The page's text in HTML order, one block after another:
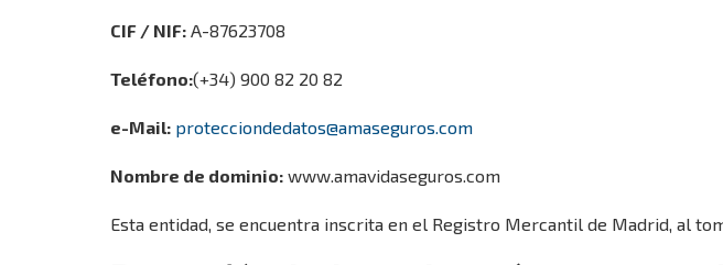
CIF / NIF: A-87623708
Teléfono:(+34) 900 82 20 82
e-Mail: protecciondedatos@amaseguros.com
Nombre de dominio: www.amavidaseguros.com
Esta entidad, se encuentra inscrita en el Registro Mercantil de Madrid, al